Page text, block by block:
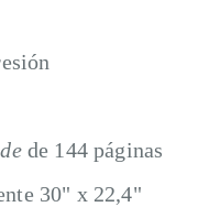
de 144 páginas
30" x 22,4"